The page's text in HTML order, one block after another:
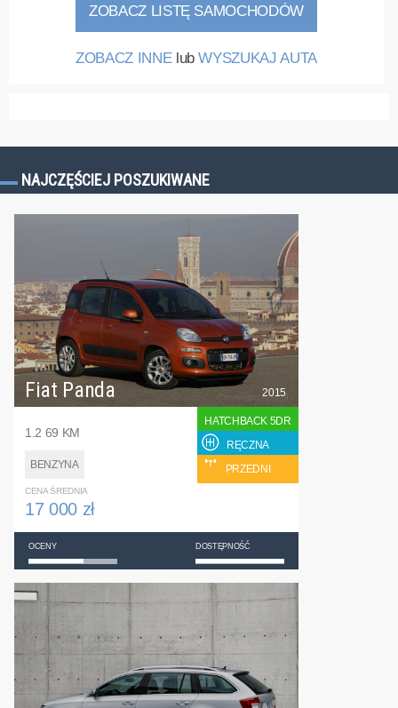
ZOBACZ LISTĘ SAMOCHODÓW
ZOBACZ INNElubWYSZUKAJ AUTA
NAJCZĘŚCIEJ POSZUKIWANE
Fiat Panda
1.2 69 KM
BENZYNA
2015
HATCHBACK 5DR
RĘCZNA
PRZEDNI
CENA ŚREDNIA
17 000 zł
OCENY DOSTĘPNOŚĆ